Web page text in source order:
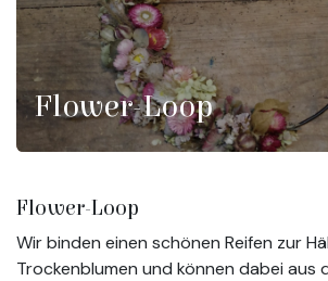
Flower-Loop
Flower-Loop
Wir binden einen schönen Reifen zur
Trockenblumen und können dabei aus